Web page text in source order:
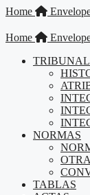
Saltar
contenido
Home
Home
TRIBUNAL
NORMAS
TABLAS